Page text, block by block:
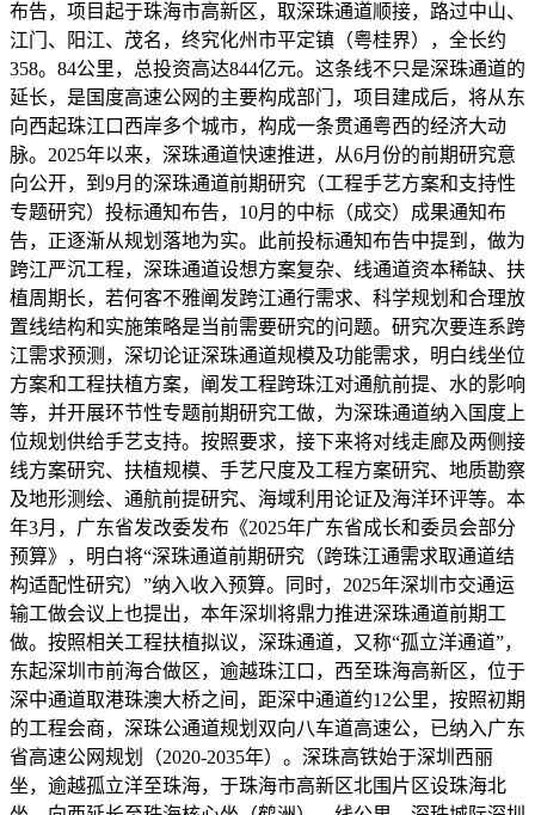
布告，项目起于珠海市高新区，取深珠通道顺接，路过中山、
江门、阳江、茂名，终究化州市平定镇（粤桂界），全长约
358。84公里，总投资高达844亿元。这条线不只是深珠通道的
延长，是国度高速公网的主要构成部门，项目建成后，将从东
向西起珠江口西岸多个城市，构成一条贯通粤西的经济大动
脉。2025年以来，深珠通道快速推进，从6月份的前期研究意
向公开，到9月的深珠通道前期研究（工程手艺方案和支持性
专题研究）投标通知布告，10月的中标（成交）成果通知布
告，正逐渐从规划落地为实。此前投标通知布告中提到，做为
跨江严沉工程，深珠通道设想方案复杂、线通道资本稀缺、扶
植周期长，若何客不雅阐发跨江通行需求、科学规划和合理放
置线结构和实施策略是当前需要研究的问题。研究次要连系跨
江需求预测，深切论证深珠通道规模及功能需求，明白线坐位
方案和工程扶植方案，阐发工程跨珠江对通航前提、水的影响
等，并开展环节性专题前期研究工做，为深珠通道纳入国度上
位规划供给手艺支持。按照要求，接下来将对线走廊及两侧接
线方案研究、扶植规模、手艺尺度及工程方案研究、地质勘察
及地形测绘、通航前提研究、海域利用论证及海洋环评等。本
年3月，广东省发改委发布《2025年广东省成长和委员会部分
预算》，明白将“深珠通道前期研究（跨珠江通需求取通道结
构适配性研究）”纳入收入预算。同时，2025年深圳市交通运
输工做会议上也提出，本年深圳将鼎力推进深珠通道前期工
做。按照相关工程扶植拟议，深珠通道，又称“孤立洋通道”，
东起深圳市前海合做区，逾越珠江口，西至珠海高新区，位于
深中通道取港珠澳大桥之间，距深中通道约12公里，按照初期
的工程会商，深珠公通道规划双向八车道高速公，已纳入广东
省高速公网规划（2020-2035年）。深珠高铁始于深圳西丽
坐，逾越孤立洋至珠海，于珠海市高新区北围片区设珠海北